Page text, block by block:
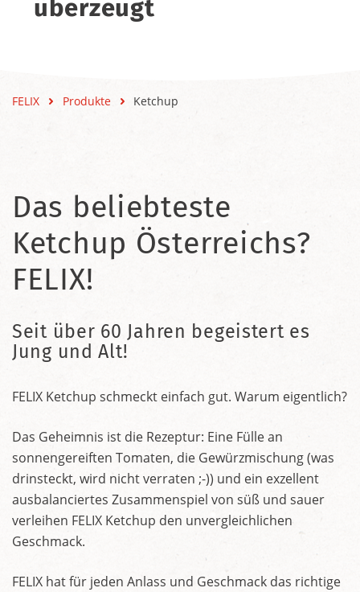
überzeugt
FELIX Produkte Ketchup
Das beliebteste
Ketchup Österreichs?
FELIX!
Seit über 60 Jahren begeistert es
Jung und Alt!
FELIX Ketchup schmeckt einfach gut. Warum eigentlich?
Das Geheimnis ist die Rezeptur: Eine Fülle an
sonnengereiften Tomaten, die Gewürzmischung (was
drinsteckt, wird nicht verraten ;-)) und ein exzellent
ausbalanciertes Zusammenspiel von süß und sauer
verleihen FELIX Ketchup den unvergleichlichen
Geschmack.
FELIX hat für jeden Anlass und Geschmack das richtige